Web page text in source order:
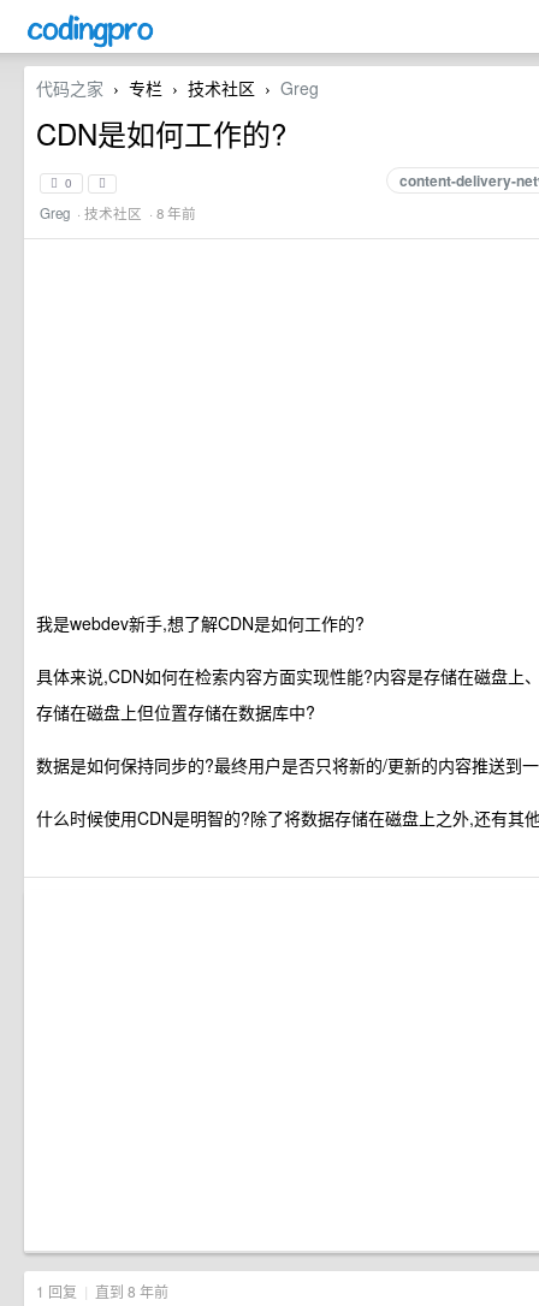
代码之家 › 专栏 › 技术社区 › Greg
CDN是如何工作的?
content-delivery-
0
Greg · 技术社区 · 8 年前
我是webdev新手,想了解CDN是如何工作的?
具体来说,CDN如何在检索内容方面实现性能?内容是存储在磁盘上
存储在磁盘上但位置存储在数据库中?
数据是如何保持同步的?最终用户是否只将新的/更新的内容推送到
什么时候使用CDN是明智的?除了将数据存储在磁盘上之外,还有其
1 回复 | 直到 8 年前